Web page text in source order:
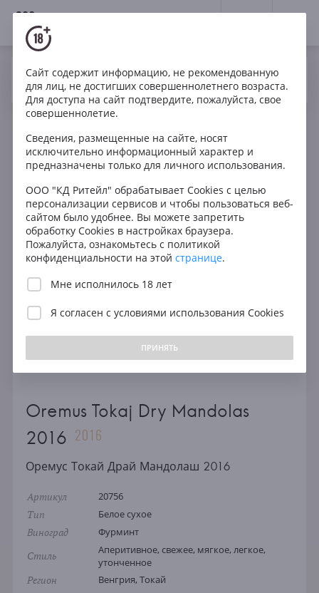
18+
Ваш город Москва ? Да
Вино Белое Сухое
Венгрия
Oremus Tokaj Dry Mandolas 2016
Oremus Tokaj Dry Mandolas
2016 2016
Оремус Токай Драй Мандолаш 2016
Артикул 20756
Тип Белое сухое
Виноград Фурминт
Стиль
Аперитивное, свежее, мягкое, легкое,
утонченное
Регион Венгрия, Токай
Сайт содержит информацию, не рекомендованную
для лиц, не достигших совершеннолетнего возраста.
Для доступа на сайт подтвердите, пожалуйста, свое
совершеннолетие.
Сведения, размещенные на сайте, носят
исключительно информационный характер и
предназначены только для личного использования.
ООО "КД Ритейл" обрабатывает Cookies с целью
персонализации сервисов и чтобы пользоваться веб-
сайтом было удобнее. Вы можете запретить
обработку Cookies в настройках браузера.
Пожалуйста, ознакомьтесь с политикой
конфиденциальности на этой странице.
Мне исполнилось 18 лет
Я согласен с условиями использования Cookies
ПРИНЯТЬ